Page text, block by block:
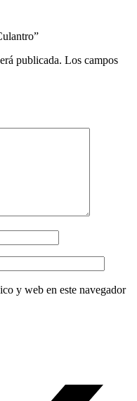
publicada. Los campos
y web en este navegador